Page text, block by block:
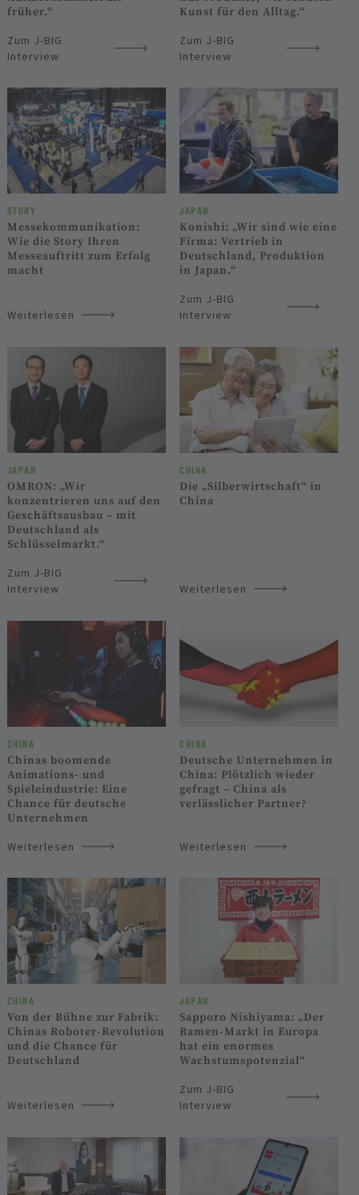
früher.“
Zum J-BIG
Interview
Kunst für den Alltag.“
Zum J-BIG
Interview
STORY
Messekommunikation:
Wie die Story Ihren
Messeauftritt zum Erfolg
macht
Weiterlesen
JAPAN
Konishi: „Wir sind wie eine
Firma: Vertrieb in
Deutschland, Produktion
in Japan.“
Zum J-BIG
Interview
JAPAN
OMRON: „Wir
konzentrieren uns auf den
Geschäftsausbau – mit
Deutschland als
Schlüsselmarkt.“
Zum J-BIG
Interview
CHINA
Die „Silberwirtschaft“ in
China
Weiterlesen
CHINA
Chinas boomende
Animations- und
Spieleindustrie: Eine
Chance für deutsche
Unternehmen
Weiterlesen
CHINA
Deutsche Unternehmen in
China: Plötzlich wieder
gefragt – China als
verlässlicher Partner?
Weiterlesen
CHINA
Von der Bühne zur Fabrik:
Chinas Roboter-Revolution
und die Chance für
Deutschland
Weiterlesen
JAPAN
Sapporo Nishiyama: „Der
Ramen-Markt in Europa
hat ein enormes
Wachstumspotenzial“
Zum J-BIG
Interview